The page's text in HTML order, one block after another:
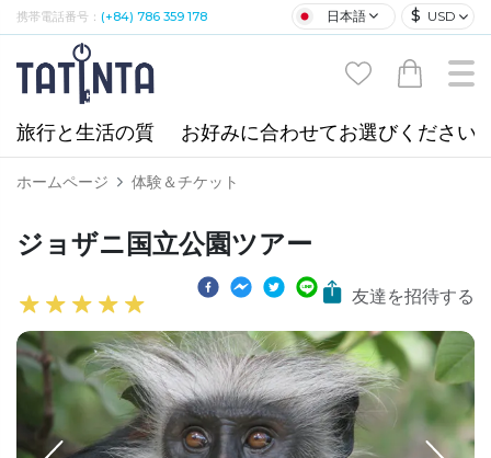
携帯電話番号： (+84) 786 359 178 日本語 $ USD
旅行と生活の質 お好みに合わせてお選びください
ホームページ 体験＆チケット
ジョザニ国立公園ツアー
友達を招待する